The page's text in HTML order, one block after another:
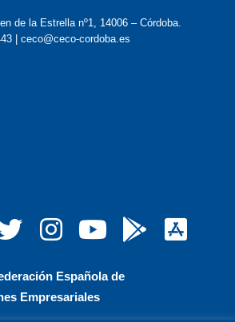
de la Estrella nº1, 14006 – Córdoba.
| ceco@ceco-cordoba.es
Española de
Empresariales